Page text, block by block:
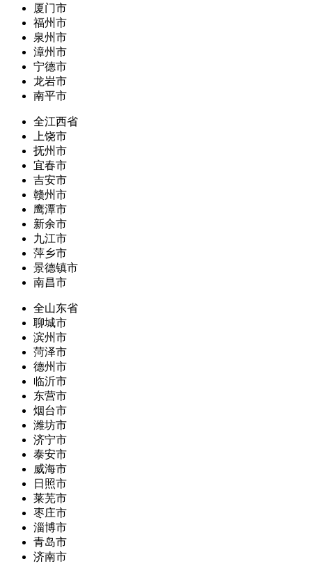
厦门市
福州市
泉州市
漳州市
宁德市
龙岩市
南平市
全江西省
上饶市
抚州市
宜春市
吉安市
赣州市
鹰潭市
新余市
九江市
萍乡市
景德镇市
南昌市
全山东省
聊城市
滨州市
菏泽市
德州市
临沂市
东营市
烟台市
潍坊市
济宁市
泰安市
威海市
日照市
莱芜市
枣庄市
淄博市
青岛市
济南市